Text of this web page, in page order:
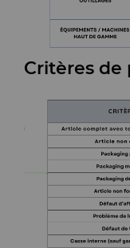
Critères de